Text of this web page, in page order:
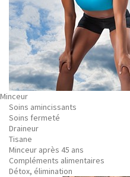
Minceur
Soins amincissants
Soins fermeté
Draineur
Tisane
Minceur après 45 ans
Compléments alimentaires
Détox, élimination